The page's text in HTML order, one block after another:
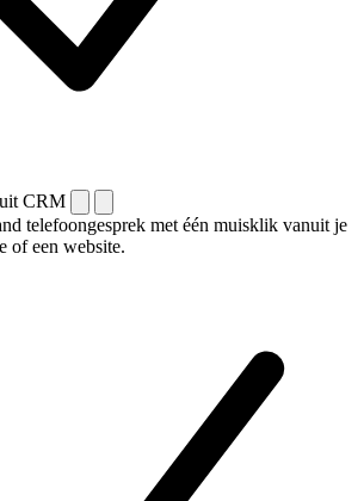
CRM
telefoongesprek met één muisklik vanuit je
of een website.